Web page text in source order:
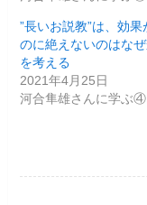
”長いお説教”は、効果
のに絶えないのはなぜ
を考える
2021年4月25日
河合隼雄さんに学ぶ④